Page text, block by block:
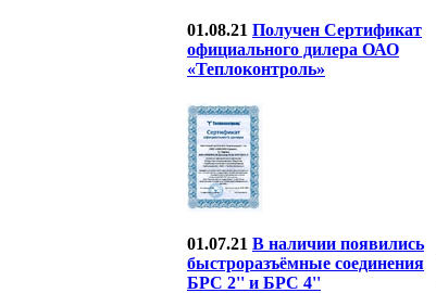
01.08.21 Получен Сертификат
официального дилера ОАО
«Теплоконтроль»
01.07.21 В наличии появились
быстроразъёмные соединения
БРС 2'' и БРС 4''